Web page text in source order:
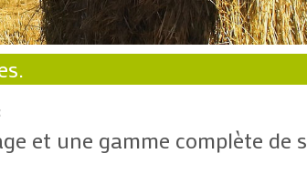
et une gamme complète de